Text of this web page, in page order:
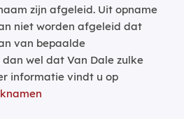
zijn afgeleid. Uit opname
niet worden afgeleid dat
van bepaalde
wel dat Van Dale zulke
informatie vindt u op